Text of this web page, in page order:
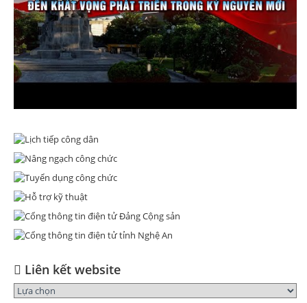
Liên kết website